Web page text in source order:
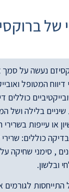
של
נעשה על
דיווח המטופל
כוללים
שיניים בלילה ושל
או עייפות
כוללים:
, סימני שחיקה על
ובלשון.
התייחסות